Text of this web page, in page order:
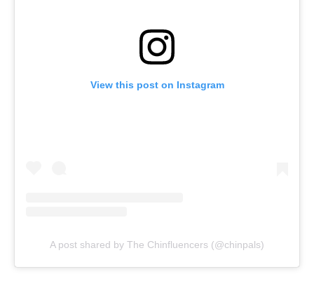
View this post on Instagram
A post shared by The Chinfluencers (@chinpals)